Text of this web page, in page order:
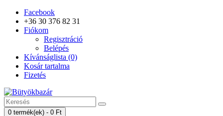
Facebook
+36 30 376 82 31
Fiókom
Regisztráció
Belépés
Kívánságlista (0)
Kosár tartalma
Fizetés
0 termék(ek) - 0 Ft